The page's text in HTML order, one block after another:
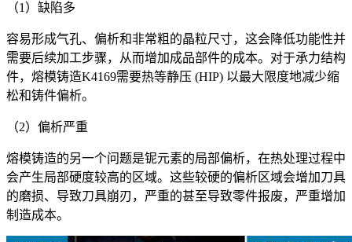
（1）缺陷多
容易形成气孔、偏析和非常粗的晶粒尺寸，这会降低功能性并
需要后续加工步骤，从而增加成品部件的成本。对于承力结构
件，熔模铸造K4169需要热等静压 (HIP) 以最大限度地减少缩
松和铸件偏析。
（2）偏析严重
熔模铸造的另一个问题是铌元素的局部偏析，在热处理过程中
会产生局部硬度较高的区域。这些较硬的偏析区域会增加刀具
的磨损、导致刀具崩刃，严重的甚至导致零件报废，严重增加
制造成本。